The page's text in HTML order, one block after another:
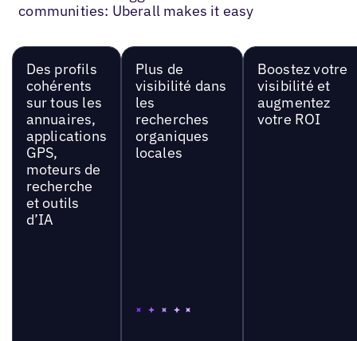
communities: Uberall makes it easy
Des profils
cohérents
sur tous les
annuaires,
applications
GPS,
moteurs de
recherche
et outils
d’IA
Plus de
visibilité dans
les
recherches
organiques
locales
Boostez votre
visibilité et
augmentez
votre ROI